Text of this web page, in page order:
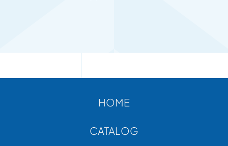
HOME
CATALOG